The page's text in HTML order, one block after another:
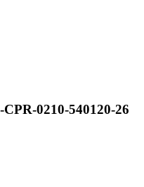
0210-540120-26